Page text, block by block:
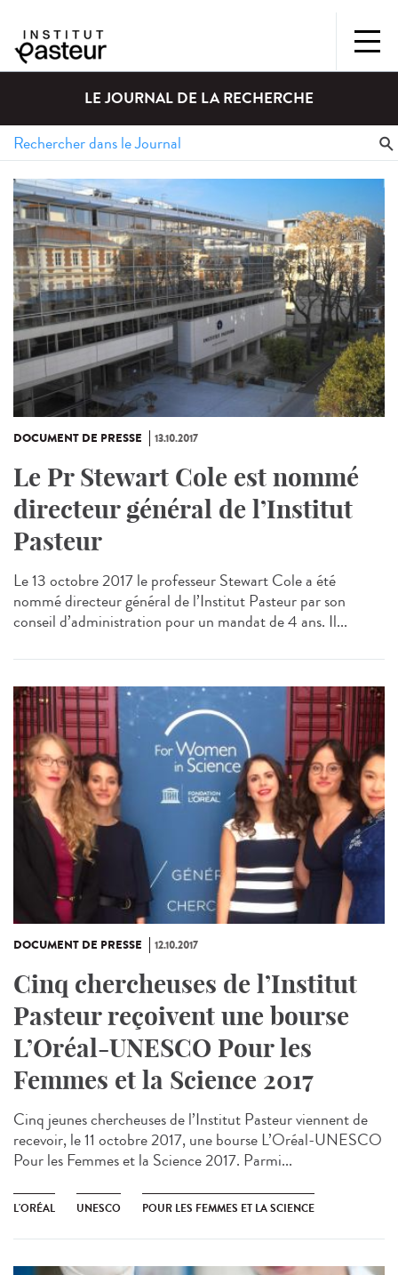
LE JOURNAL DE LA RECHERCHE
DOCUMENT DE PRESSE 13.10.2017
Le Pr Stewart Cole est nommé
directeur général de l’Institut
Pasteur
Le 13 octobre 2017 le professeur Stewart Cole a été
nommé directeur général de l’Institut Pasteur par son
conseil d’administration pour un mandat de 4 ans. Il...
DOCUMENT DE PRESSE 12.10.2017
Cinq chercheuses de l’Institut
Pasteur reçoivent une bourse
L’Oréal-UNESCO Pour les
Femmes et la Science 2017
Cinq jeunes chercheuses de l’Institut Pasteur viennent de
recevoir, le 11 octobre 2017, une bourse L’Oréal-UNESCO
Pour les Femmes et la Science 2017. Parmi...
L'ORÉAL UNESCO POUR LES FEMMES ET LA SCIENCE